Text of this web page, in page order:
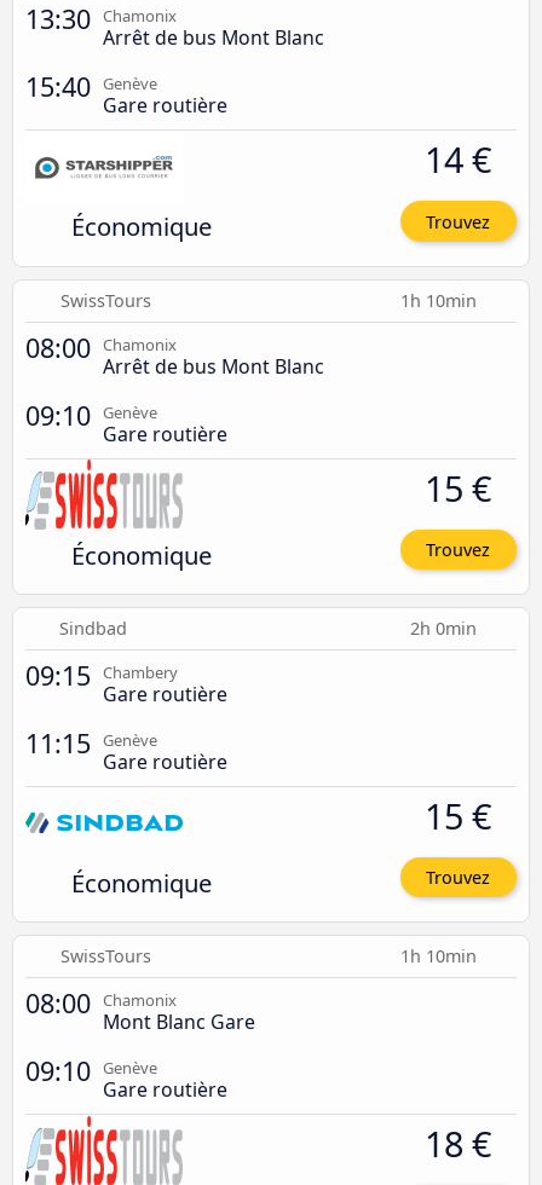
13:30 Chamonix
Arrêt de bus Mont Blanc
15:40 Genève
Gare routière
Économique
14 €
Trouvez
SwissTours 1h 10min
08:00 Chamonix
Arrêt de bus Mont Blanc
09:10 Genève
Gare routière
Économique
15 €
Trouvez
Sindbad 2h 0min
09:15 Chambery
Gare routière
11:15 Genève
Gare routière
Économique
15 €
Trouvez
SwissTours 1h 10min
08:00 Chamonix
Mont Blanc Gare
09:10 Genève
Gare routière
18 €